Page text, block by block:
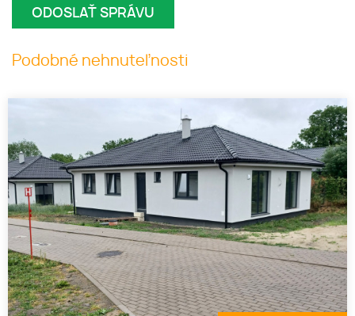
Podobné nehnuteľnosti